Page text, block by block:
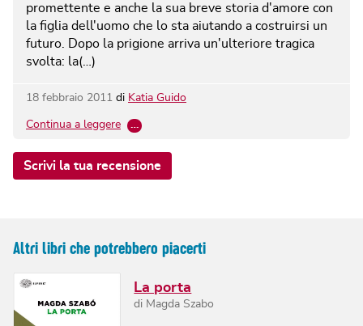
promettente e anche la sua breve storia d'amore con
la figlia dell'uomo che lo sta aiutando a costruirsi un
futuro. Dopo la prigione arriva un'ulteriore tragica
svolta: la(…)
18 febbraio 2011 di Katia Guido
Continua a leggere …
Scrivi la tua recensione
Altri libri che potrebbero piacerti
La porta
di Magda Szabo